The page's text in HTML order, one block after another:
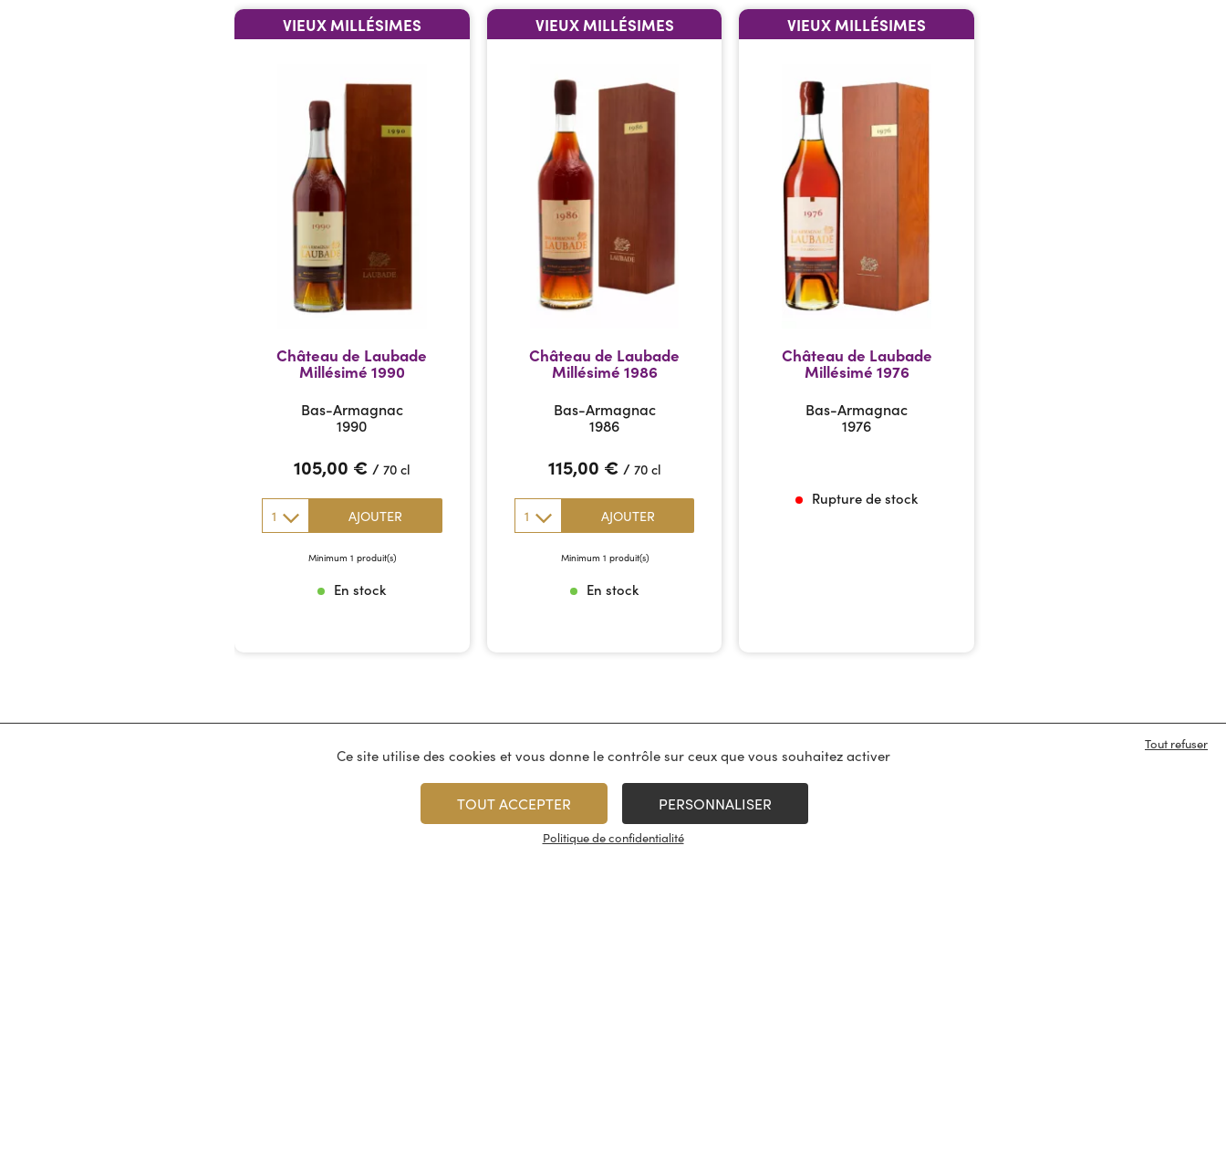
VIEUX MILLÉSIMES
Château de Laubade
Millésimé 1990
Bas-Armagnac
1990
105,00 € / 70 cl
1 AJOUTER
Minimum 1 produit(s)
En stock
VIEUX MILLÉSIMES
Château de Laubade
Millésimé 1986
Bas-Armagnac
1986
115,00 € / 70 cl
1 AJOUTER
Minimum 1 produit(s)
En stock
VIEUX MILLÉSIMES
Château de Laubade
Millésimé 1976
Bas-Armagnac
1976
Rupture de stock
À propos On reste en contact ?
Ce site utilise des cookies et vous donne le contrôle sur ceux que vous souhaitez activer
TOUT ACCEPTER
Tout refuser
PERSONNALISER
Politique de confidentialité